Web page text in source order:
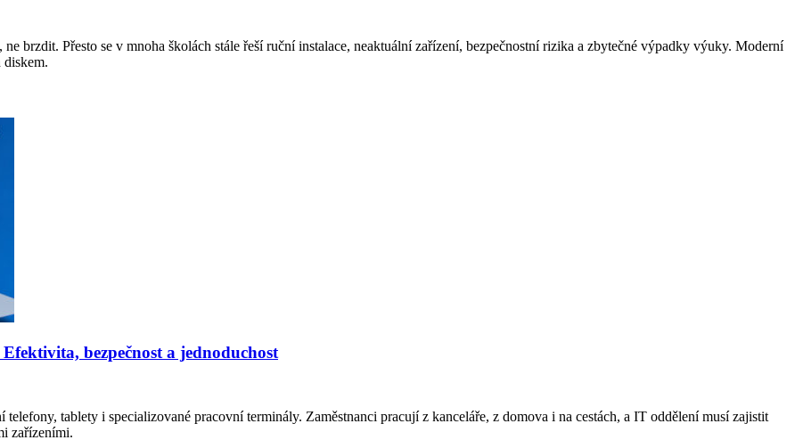
brzdit. Přesto se v mnoha školách stále řeší ruční instalace, neaktuální zařízení, bezpečnostní rizika a zbytečné výpadky výuky. Moderní
diskem.
bezpečnost a jednoduchost
tablety i specializované pracovní terminály. Zaměstnanci pracují z kanceláře, z domova i na cestách, a IT oddělení musí zajistit
zařízeními.